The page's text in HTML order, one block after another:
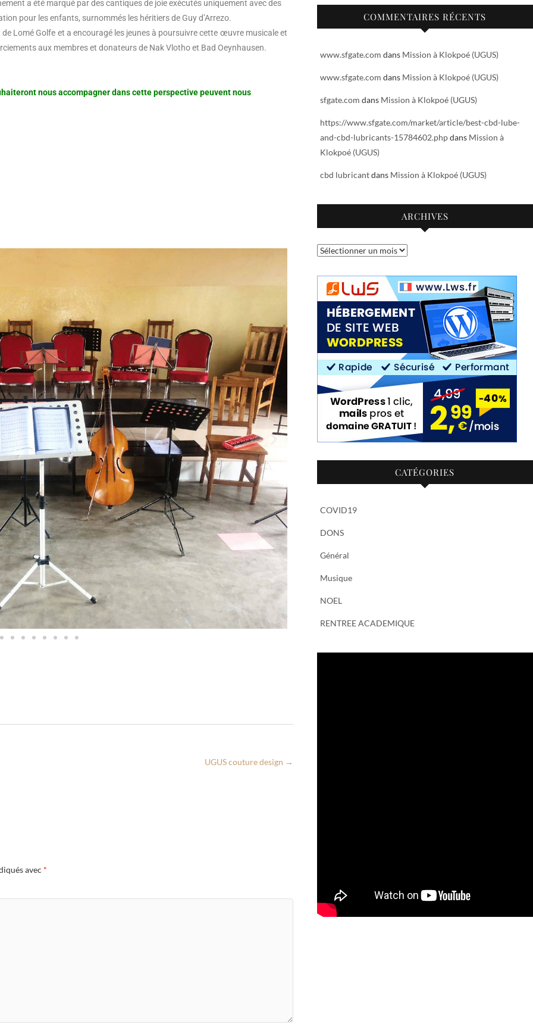
a été marqué par des cantiques de joie exécutés uniquement avec des
pour les enfants, surnommés les héritiers de Guy d’Arrezo.
Lomé Golfe et a encouragé les jeunes à poursuivre cette œuvre musicale et
aux membres et donateurs de Nak Vlotho et Bad Oeynhausen.
UGUS couture design →
avec *
COMMENTAIRES RÉCENTS
www.sfgate.com dans Mission à Klokpoé (UGUS)
www.sfgate.com dans Mission à Klokpoé (UGUS)
sfgate.com dans Mission à Klokpoé (UGUS)
https://www.sfgate.com/market/article/best-cbd-lube-
and-cbd-lubricants-15784602.phpdans Mission à
Klokpoé (UGUS)
cbd lubricantdans Mission à Klokpoé (UGUS)
ARCHIVES
CATÉGORIES
COVID19
DONS
Général
Musique
NOEL
RENTREE ACADEMIQUE